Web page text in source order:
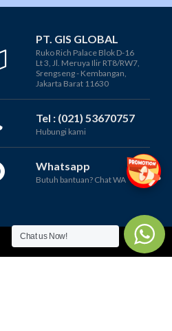
PT. GIS GLOBAL
Ruko Rich Palace Blok D-16
Lt 3, Jl. Meruya Ilir RT8/RW7,
Srengseng - Kembangan,
Jakarta Barat 11630
Tel : (021) 53670757
Hubungi kami
Whatsapp
Butuh bantuan? Chat WA
Chat us Now!